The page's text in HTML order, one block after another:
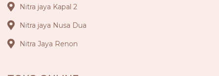
Nitra jaya Kapal 2
Nitra jaya Nusa Dua
Nitra Jaya Renon